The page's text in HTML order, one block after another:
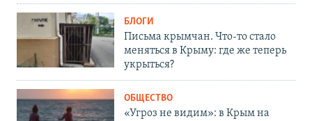
БЛОГИ
Письма крымчан. Что-то стало
меняться в Крыму: где же теперь
укрыться?
ОБЩЕСТВО
«Угроз не видим»: в Крым на